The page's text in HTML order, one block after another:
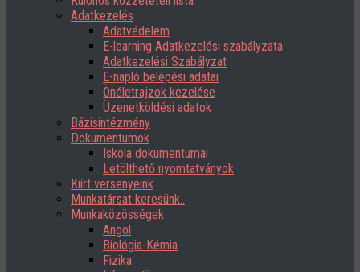
Adatkezelés
Adatvédelem
E-learning Adatkezelési szabályzata
Adatkezelési Szabályzat
E-napló belépési adatai
Önéletrajzok kezelése
Üzenetköldési adatok
Bázisintézmény
Dokumentumok
Iskola dokumentumai
Letölthető nyomtatványok
Kiírt versenyeink
Munkatársat keresünk..
Munkaközösségek
Angol
Biológia-Kémia
Fizika